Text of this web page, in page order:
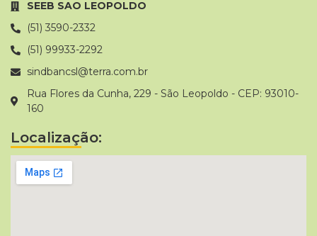
SEEB SAO LEOPOLDO
(51) 3590-2332
(51) 99933-2292
sindbancsl@terra.com.br
Rua Flores da Cunha, 229 - São Leopoldo - CEP: 93010-
160
Localização: